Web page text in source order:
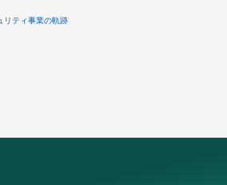
リティ事業の軌跡